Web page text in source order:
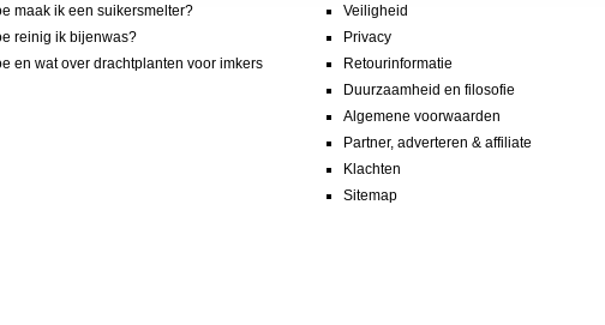
maak ik een suikersmelter?
reinig ik bijenwas?
en wat over drachtplanten voor imkers
Veiligheid
Privacy
Retourinformatie
Duurzaamheid en filosofie
Algemene voorwaarden
Partner, adverteren & affiliate
Klachten
Sitemap